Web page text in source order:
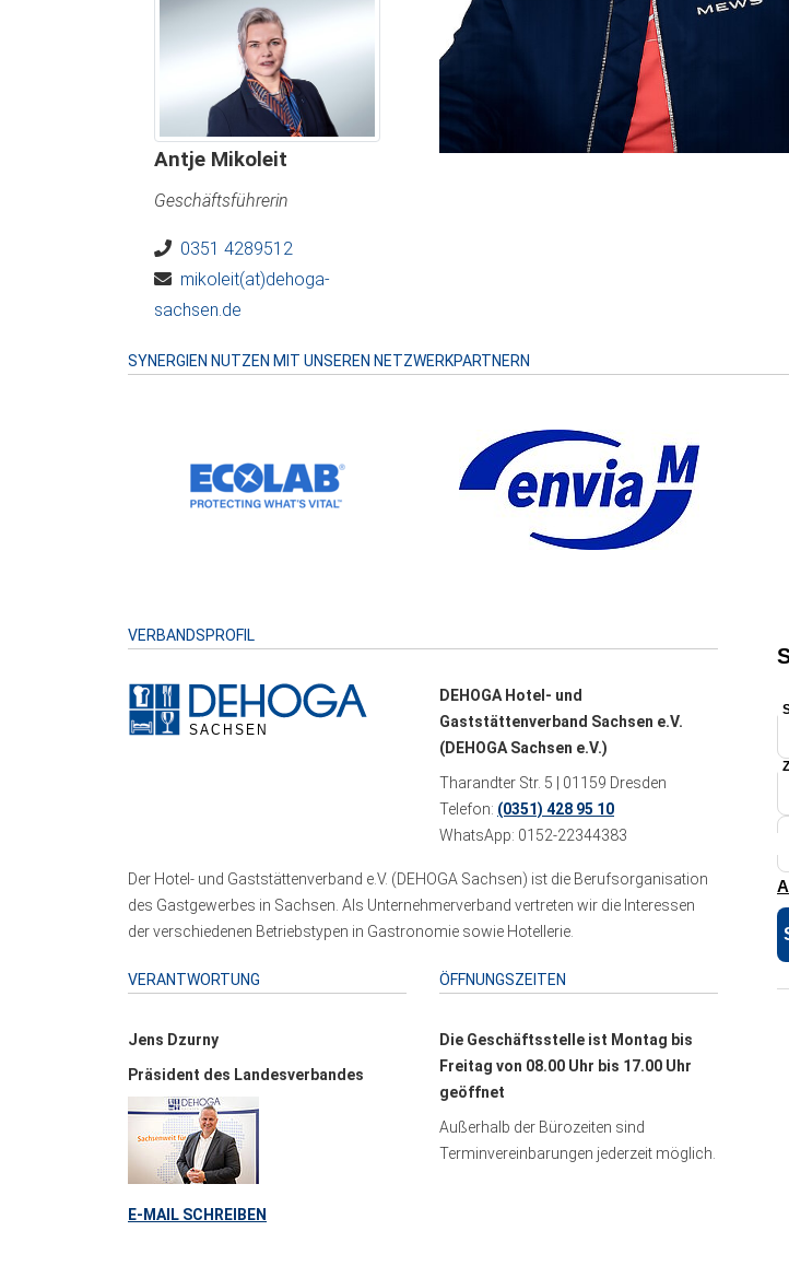
Antje Mikoleit
Geschäftsführerin
0351 4289512
mikoleit(at)dehoga-
sachsen.de
SYNERGIEN NUTZEN MIT UNSEREN NETZWERKPARTNERN
VERBANDSPROFIL
DEHOGA Hotel- und
Gaststättenverband Sachsen e.V.
(DEHOGA Sachsen e.V.)
Tharandter Str. 5 | 01159 Dresden
Telefon: (0351) 428 95 10
WhatsApp: 0152-22344383
Der Hotel- und Gaststättenverband e.V. (DEHOGA Sachsen) ist die Berufsorganisation
des Gastgewerbes in Sachsen. Als Unternehmerverband vertreten wir die Interessen
der verschiedenen Betriebstypen in Gastronomie sowie Hotellerie.
VERANTWORTUNG
Jens Dzurny
Präsident des Landesverbandes
E-MAIL SCHREIBEN
ÖFFNUNGSZEITEN
Die Geschäftsstelle ist Montag bis
Freitag von 08.00 Uhr bis 17.00 Uhr
geöffnet
Außerhalb der Bürozeiten sind
Terminvereinbarungen jederzeit möglich.